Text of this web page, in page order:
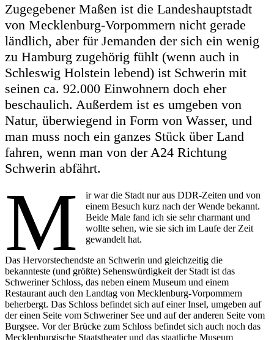
Zugegebener Maßen ist die Landeshauptstadt
von Mecklenburg-Vorpommern nicht gerade
ländlich, aber für Jemanden der sich ein wenig
zu Hamburg zugehörig fühlt (wenn auch in
Schleswig Holstein lebend) ist Schwerin mit
seinen ca. 92.000 Einwohnern doch eher
beschaulich. Außerdem ist es umgeben von
Natur, überwiegend in Form von Wasser, und
man muss noch ein ganzes Stück über Land
fahren, wenn man von der A24 Richtung
Schwerin abfährt.
M
ir war die Stadt nur aus DDR-Zeiten und von
einem Besuch kurz nach der Wende bekannt.
Beide Male fand ich sie sehr charmant und
wollte sehen, wie sie sich im Laufe der Zeit
gewandelt hat.
Das Hervorstechendste an Schwerin und gleichzeitig die
bekannteste (und größte) Sehenswürdigkeit der Stadt ist das
Schweriner Schloss, das neben einem Museum und einem
Restaurant auch den Landtag von Mecklenburg-Vorpommern
beherbergt. Das Schloss befindet sich auf einer Insel, umgeben auf
der einen Seite vom Schweriner See und auf der anderen Seite vom
Burgsee. Vor der Brücke zum Schloss befindet sich auch noch das
Mecklenburgische Staatstheater und das staatliche Museum